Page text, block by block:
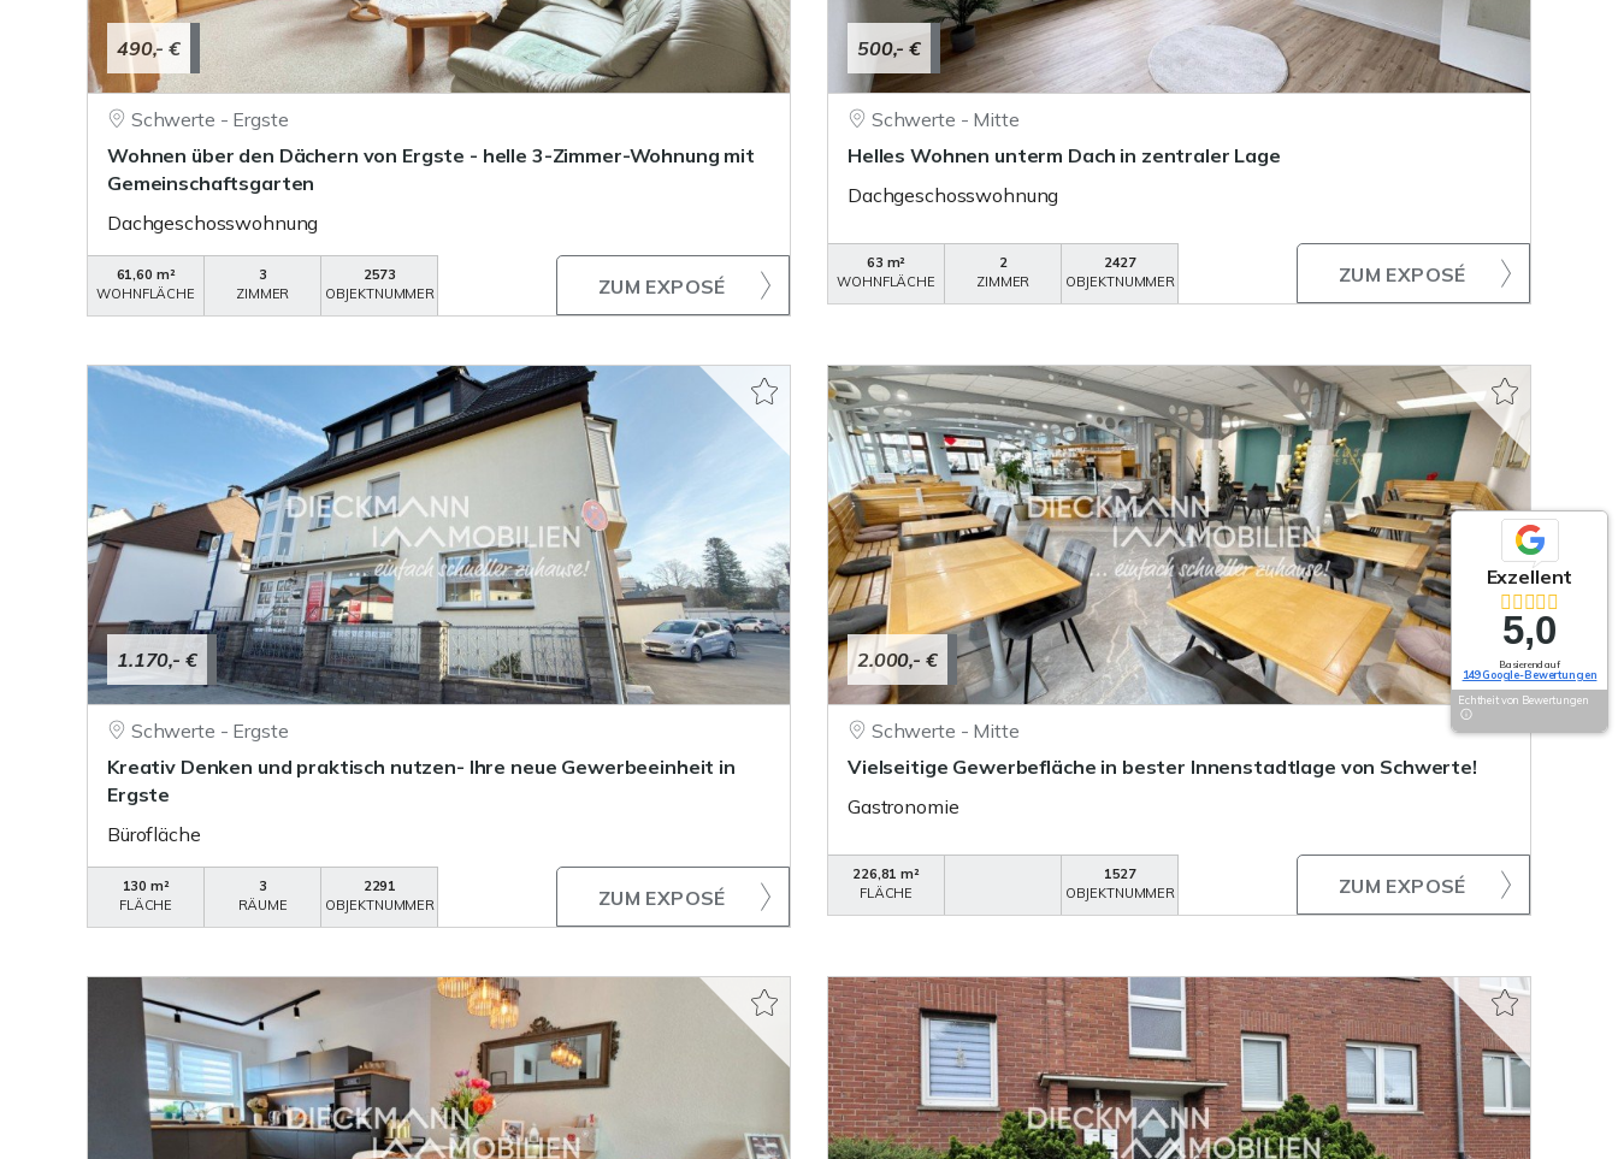
490,- €
Schwerte - Ergste
Wohnen über den Dächern von Ergste - helle 3-Zimmer-Wohnung mit
Gemeinschaftsgarten
Dachgeschosswohnung
61,60 m²
WOHNFLÄCHE
3
ZIMMER
2573
OBJEKTNUMMER
ZUM EXPOSÉ
500,- €
Schwerte - Mitte
Helles Wohnen unterm Dach in zentraler Lage
Dachgeschosswohnung
63 m²
WOHNFLÄCHE
2
ZIMMER
2427
OBJEKTNUMMER
ZUM EXPOSÉ
1.170,- €
Schwerte - Ergste
Kreativ Denken und praktisch nutzen- Ihre neue Gewerbeeinheit in
Ergste
Bürofläche
130 m²
FLÄCHE
3
RÄUME
2291
OBJEKTNUMMER
ZUM EXPOSÉ
2.000,- €
Schwerte - Mitte
Vielseitige Gewerbefläche in bester Innenstadtlage von Schwerte!
Gastronomie
226,81 m²
FLÄCHE
1527
OBJEKTNUMMER
ZUM EXPOSÉ
Exzellent
5,0
Basierend auf
149 Google-Bewertungen
Echtheit von Bewertungen